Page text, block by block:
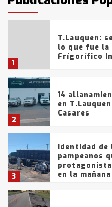
tarde del
1
T.Lauquen:
lo que fue
Frígorífico
2
14
en
Casares
3
Identidad de
pampeanos
en la